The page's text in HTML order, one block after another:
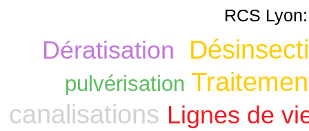
RCS
Dératisation
pulvérisation
canalisations Lignes de